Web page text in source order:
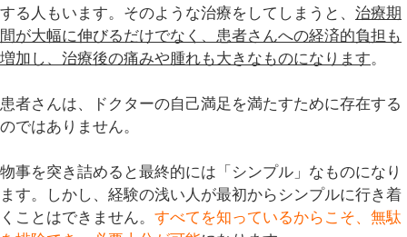
する人もいます。そのような治療をしてしまうと、 治療期
間が大幅に伸びるだけでなく、患者さんへの経済的負担も
増加し、治療後の痛みや腫れも大きなものになります。
患者さんは、
ドクターの自己満足を満たすために存在する
のではありません。
物事を突き詰めると最終的には「シンプル」なものになり
ます。しかし、経験の浅い人が最初からシンプルに行き着
くことはできません。 すべてを知っているからこそ、無駄